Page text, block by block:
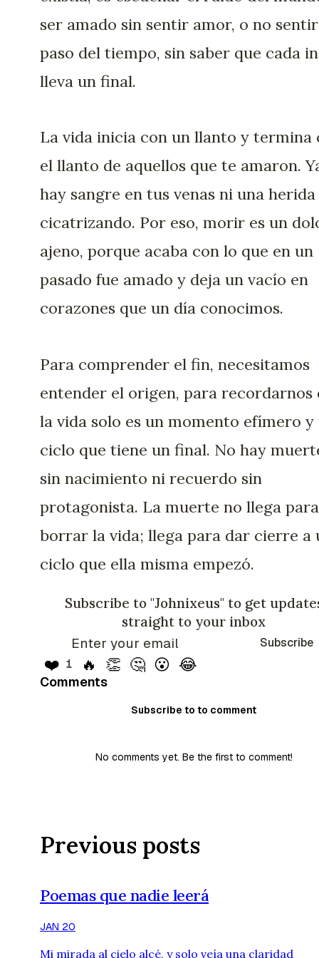
ser amado sin sentir amor, o no
paso del tiempo, sin saber que cada
lleva un final.
La vida inicia con un llanto y termina
el llanto de aquellos que te amaron.
hay sangre en tus venas ni una herida
cicatrizando. Por eso, morir es un
ajeno, porque acaba con lo que en un
pasado fue amado y deja un vacío en
corazones que un día conocimos.
Para comprender el fin, necesitamos
entender el origen, para recordarnos
la vida solo es un momento efímero y
ciclo que tiene un final. No hay
sin nacimiento ni recuerdo sin
protagonista. La muerte no llega para
borrar la vida; llega para dar cierre a
ciclo que ella misma empezó.
Subscribe to "Johnixeus" to get
straight to your inbox
Subscribe
❤️ 1 🔥 👏 🤔 😮 😂
Comments
Subscribe to to comment
No comments yet. Be the first to comment!
Previous posts
Poemas que nadie leerá
JAN 20
Mi mirada al cielo alcé, y solo veía una claridad